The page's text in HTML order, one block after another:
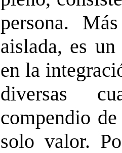
persona.
aislada, es
en la
diversas
compendio
solo valor.